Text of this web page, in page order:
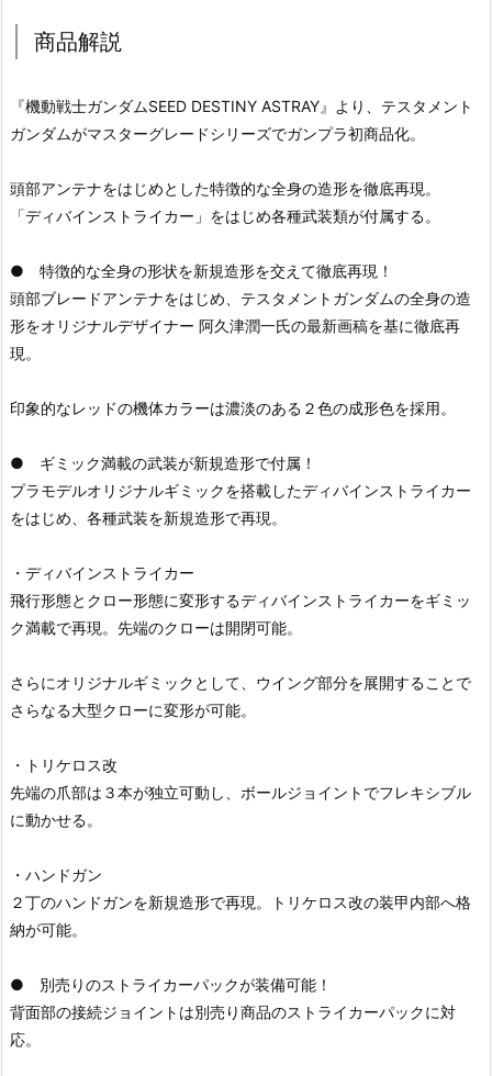
商品解説
『機動戦士ガンダムSEED DESTINY ASTRAY』より、テスタメント
ガンダムがマスターグレードシリーズでガンプラ初商品化。
頭部アンテナをはじめとした特徴的な全身の造形を徹底再現。
「ディバインストライカー」をはじめ各種武装類が付属する。
● 特徴的な全身の形状を新規造形を交えて徹底再現！
頭部ブレードアンテナをはじめ、テスタメントガンダムの全身の造
形をオリジナルデザイナー 阿久津潤一氏の最新画稿を基に徹底再
現。
印象的なレッドの機体カラーは濃淡のある２色の成形色を採用。
● ギミック満載の武装が新規造形で付属！
プラモデルオリジナルギミックを搭載したディバインストライカー
をはじめ、各種武装を新規造形で再現。
・ディバインストライカー
飛行形態とクロー形態に変形するディバインストライカーをギミッ
ク満載で再現。先端のクローは開閉可能。
さらにオリジナルギミックとして、ウイング部分を展開することで
さらなる大型クローに変形が可能。
・トリケロス改
先端の爪部は３本が独立可動し、ボールジョイントでフレキシブル
に動かせる。
・ハンドガン
２丁のハンドガンを新規造形で再現。トリケロス改の装甲内部へ格
納が可能。
● 別売りのストライカーパックが装備可能！
背面部の接続ジョイントは別売り商品のストライカーパックに対
応。